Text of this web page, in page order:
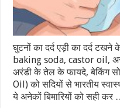
घुटनों का दर्द एड़ी का दर्द
baking soda, castor oil,
अरंडी के तेल के फायदे, बेकिंग
Oil) को सदियों से भारतीय
ये अनेकों बिमारियों को सही कर